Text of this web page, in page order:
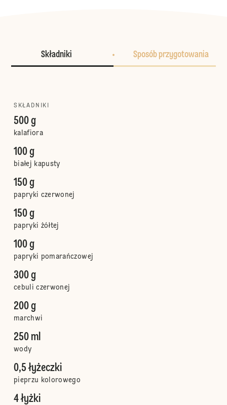
Składniki Sposób przygotowania
SKŁADNIKI
500 g
kalafiora
100 g
białej kapusty
150 g
papryki czerwonej
150 g
papryki żółtej
100 g
papryki pomarańczowej
300 g
cebuli czerwonej
200 g
marchwi
250 ml
wody
0,5 łyżeczki
pieprzu kolorowego
4 łyżki